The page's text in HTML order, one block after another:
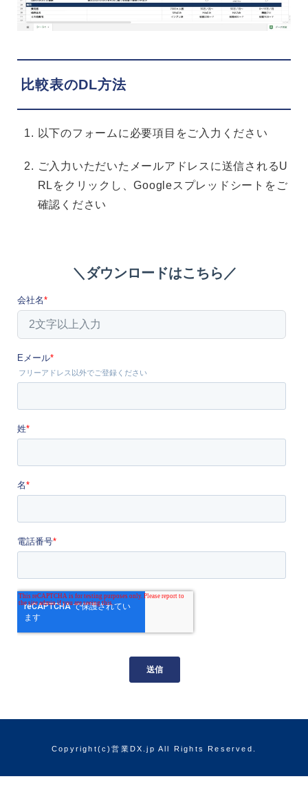
比較表のDL方法
以下のフォームに必要項目をご入力ください
ご入力いただいたメールアドレスに送信されるU
RLをクリックし、Googleスプレッドシートをご
確認ください
Copyright(c)営業DX.jp All Rights Reserved.